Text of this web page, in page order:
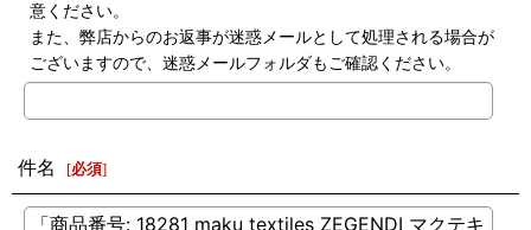
意ください。
また、弊店からのお返事が迷惑メールとして処理される場合が
ございますので、迷惑メールフォルダもご確認ください。
件名 [必須]